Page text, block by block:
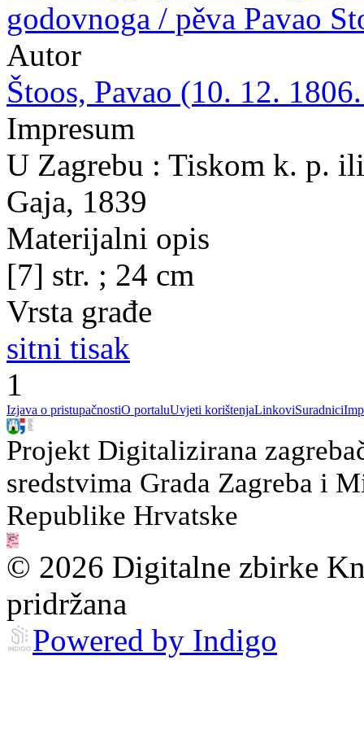
godovnoga / pěva Pavao
Autor
Štoos, Pavao (10. 12.
Impresum
U Zagrebu : Tiskom k. p.
Gaja, 1839
Materijalni opis
[7] str. ; 24 cm
Vrsta građe
sitni tisak
1
Izjava o pristupačnostiO portaluUvjeti korištenjaLinkoviSuradnici
Projekt Digitalizirana
sredstvima Grada Zagreba i
Republike Hrvatske
© 2026 Digitalne zbirke
pridržana
Powered by Indigo